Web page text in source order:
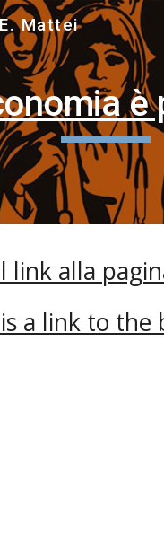
Mattei
è
link alla
a link to the